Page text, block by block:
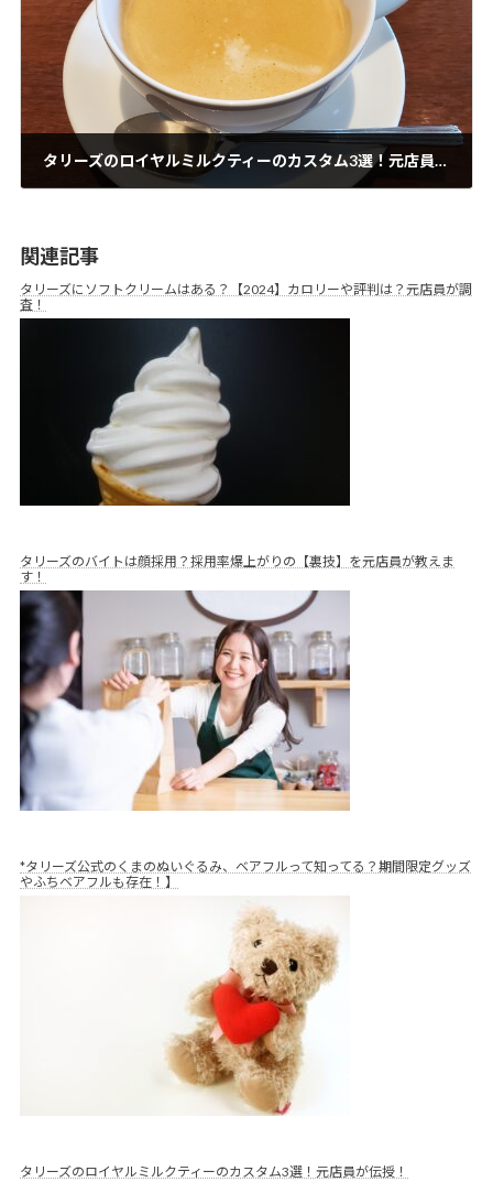
タリーズのロイヤルミルクティーのカスタム3選！元店員が伝授！
関連記事
タリーズにソフトクリームはある？【2024】カロリーや評判は？元店員が調
査！
タリーズのバイトは顔採用？採用率爆上がりの【裏技】を元店員が教えま
す！
*タリーズ公式のくまのぬいぐるみ、ベアフルって知ってる？期間限定グッズ
やふちベアフルも存在！】
タリーズのロイヤルミルクティーのカスタム3選！元店員が伝授！